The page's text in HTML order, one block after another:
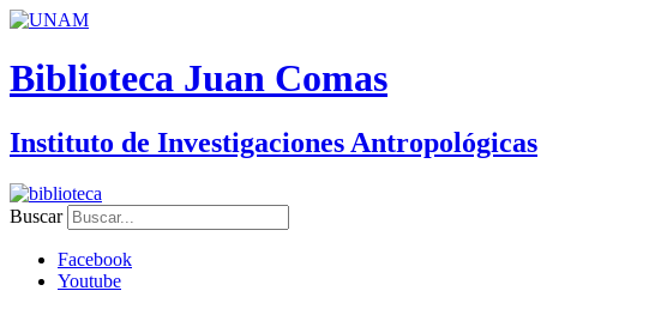
Biblioteca Juan Comas
Instituto de Investigaciones Antropológicas
Buscar
Facebook
Youtube